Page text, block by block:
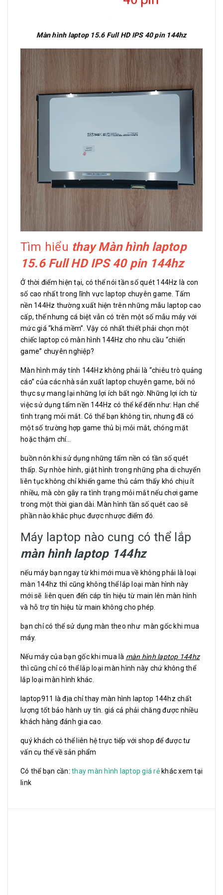
Màn hình laptop 15.6 Full HD IPS 40 pin 144hz
Tìm hiểu thay Màn hình laptop
15.6 Full HD IPS 40 pin 144hz
Ở thời điểm hiện tại, có thể nói tần số quét 144Hz là con
số cao nhất trong lĩnh vực laptop chuyên game. Tấm
nền 144Hz thường xuất hiện trên những mẫu laptop cao
cấp, thế nhưng cá biệt vẫn có trên một số mẫu máy với
mức giá “khá mềm”. Vậy có nhất thiết phải chọn một
chiếc laptop có màn hình 144Hz cho nhu cầu “chiến
game” chuyên nghiệp?
Màn hình máy tính 144Hz không phải là “chiêu trò quảng
cáo” của các nhà sản xuất laptop chuyên game, bởi nó
thực sự mang lại những lợi ích bất ngờ. Những lợi ích từ
việc sử dụng tấm nền 144Hz có thể kể đến như: Hạn chế
tình trạng mỏi mắt. Có thể bạn không tin, nhưng đã có
một số trường hợp game thủ bị mỏi mắt, chóng mặt
hoặc thậm chí…
buồn nôn khi sử dụng những tấm nền có tần số quét
thấp. Sự nhòe hình, giật hình trong những pha di chuyển
liên tục không chỉ khiến game thủ cảm thấy khó chịu ít
nhiều, mà còn gây ra tình trạng mỏi mắt nếu chơi game
trong một thời gian dài. Màn hình tần số quét cao sẽ
phần nào khắc phục được nhược điểm đó.
Máy laptop nào cung có thể lắp
màn hình laptop 144hz
nếu máy bạn ngay từ khi mới mua về không phải là loại
màn 144hz thì cũng không thể lắp loại màn hình này
mới sẽ liên quen đến cáp tín hiệu từ main lên màn hình
và hỗ trợ tín hiệu từ main không cho phép.
bạn chỉ có thể sử dụng màn theo như màn gốc khi mua
máy.
Nếu máy của bạn gốc khi mua là màn hình laptop 144hz
thì cũng chỉ có thể lắp loại màn hình này chứ không thể
lắp loại màn hình khác.
laptop911 là địa chỉ thay màn hình laptop 144hz chất
lượng tốt bảo hành uy tín. giá cả phải chăng được nhiều
khách hàng đánh gia cao.
quý khách có thể liên hệ trực tiếp với shop để được tư
vấn cụ thể về sản phẩm
Có thể bạn cần: thay màn hình laptop giá rẻkhác xem tại
link